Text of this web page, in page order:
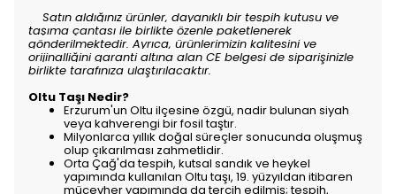
Satın aldığınız ürünler, dayanıklı bir tespih kutusu ve
taşıma çantası ile birlikte özenle paketlenerek
gönderilmektedir. Ayrıca, ürünlerimizin kalitesini ve
orijinalliğini garanti altına alan CE belgesi de siparişinizle
birlikte tarafınıza ulaştırılacaktır.
Oltu Taşı Nedir?
Erzurum'un Oltu ilçesine özgü, nadir bulunan siyah
veya kahverengi bir fosil taştır.
Milyonlarca yıllık doğal süreçler sonucunda oluşmuş
olup çıkarılması zahmetlidir.
Orta Çağ'da tespih, kutsal sandık ve heykel
yapımında kullanılan Oltu taşı, 19. yüzyıldan itibaren
mücevher yapımında da tercih edilmiş; tespih,